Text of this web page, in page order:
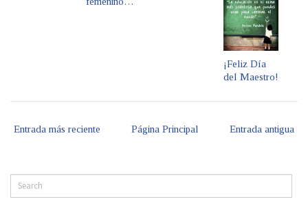
¡Feliz Día
del Maestro!
Entrada más reciente Entrada antigua
Página Principal